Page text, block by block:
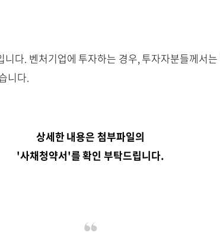
다. 벤처기업에 투자하는 경우, 투자자분들께서
니다.
상세한 내용은 첨부파일의
'사채청약서'를 확인 부탁드립니다.